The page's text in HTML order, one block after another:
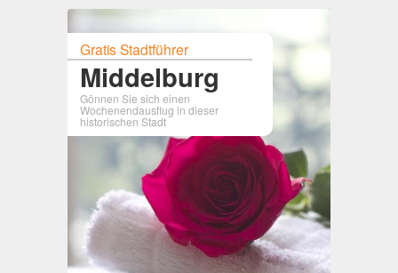
Gratis Stadtführer
Middelburg
Gönnen Sie sich einen
Wochenendausflug in dieser
historischen Stadt